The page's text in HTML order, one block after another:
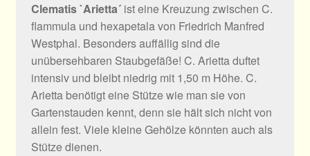
Clematis `Arietta´ ist eine Kreuzung zwischen C.
flammula und hexapetala von Friedrich Manfred
Westphal. Besonders auffällig sind die
unübersehbaren Staubgefäße! C. Arietta duftet
intensiv und bleibt niedrig mit 1,50 m Höhe. C.
Arietta benötigt eine Stütze wie man sie von
Gartenstauden kennt, denn sie hält sich nicht von
allein fest. Viele kleine Gehölze könnten auch als
Stütze dienen.